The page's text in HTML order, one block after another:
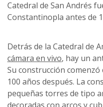
Catedral de San Andrés
Constantinopla antes de
Detrás de la Catedral de
cámara en vivo, hay un
Su construcción comenzó
100 años después. La
pequeñas torres de tipo
decoradas con arcos y